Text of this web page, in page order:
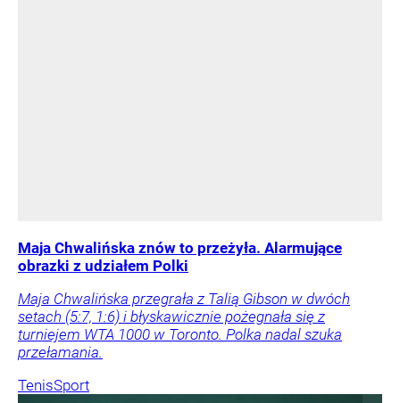
Maja Chwalińska znów to przeżyła. Alarmujące
obrazki z udziałem Polki
Maja Chwalińska przegrała z Talią Gibson w dwóch
setach (5:7, 1:6) i błyskawicznie pożegnała się z
turniejem WTA 1000 w Toronto. Polka nadal szuka
przełamania.
TenisSport